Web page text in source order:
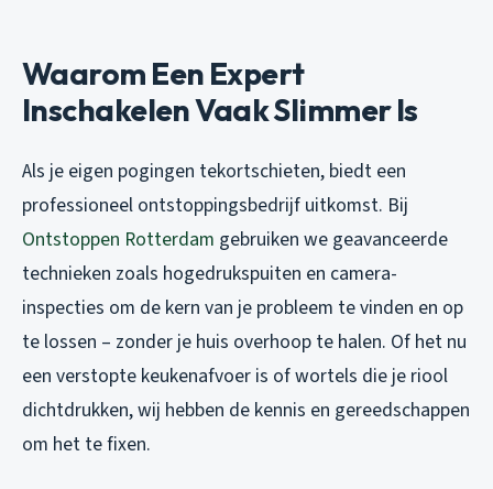
Waarom Een Expert
Inschakelen Vaak Slimmer Is
Als je eigen pogingen tekortschieten, biedt een
professioneel ontstoppingsbedrijf uitkomst. Bij
Ontstoppen Rotterdam gebruiken we geavanceerde
technieken zoals hogedrukspuiten en camera-
inspecties om de kern van je probleem te vinden en op
te lossen – zonder je huis overhoop te halen. Of het nu
een verstopte keukenafvoer is of wortels die je riool
dichtdrukken, wij hebben de kennis en gereedschappen
om het te fixen.